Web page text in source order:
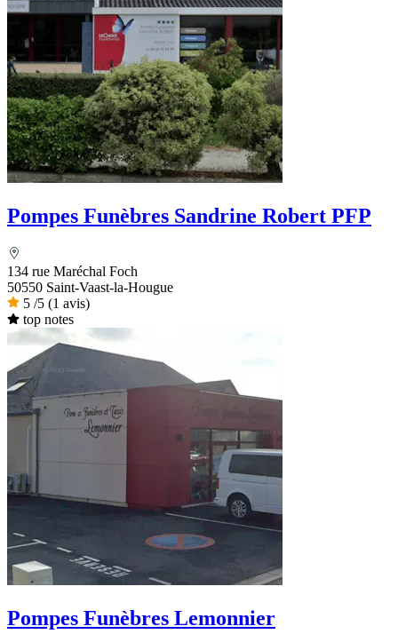
Pompes Funèbres Sandrine Robert PFP
134 rue Maréchal Foch
50550 Saint-Vaast-la-Hougue
5 /5 (1 avis)
top notes
Pompes Funèbres Lemonnier